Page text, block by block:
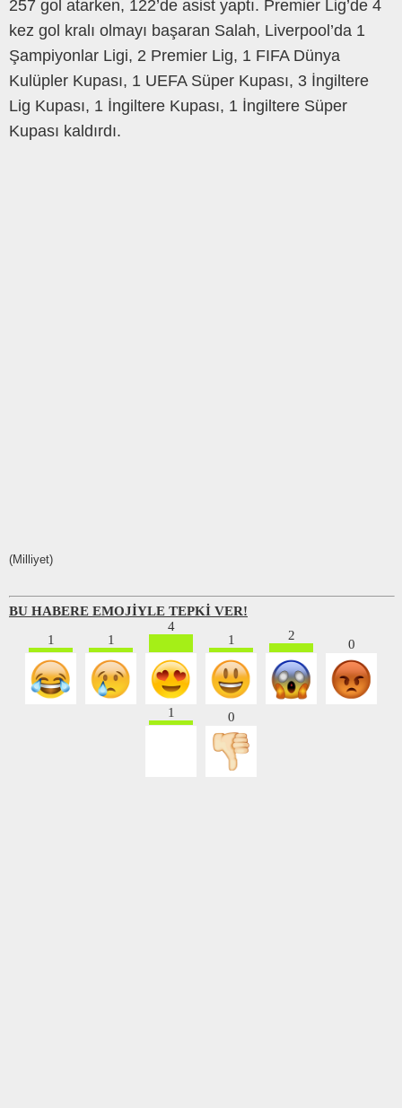
257 gol atarken, 122’de asist yaptı. Premier Lig’de 4
kez gol kralı olmayı başaran Salah, Liverpool’da 1
Şampiyonlar Ligi, 2 Premier Lig, 1 FIFA Dünya
Kulüpler Kupası, 1 UEFA Süper Kupası, 3 İngiltere
Lig Kupası, 1 İngiltere Kupası, 1 İngiltere Süper
Kupası kaldırdı.
(Milliyet)
BU HABERE EMOJİYLE TEPKİ VER!
1
1
4
1
2
0
1 0